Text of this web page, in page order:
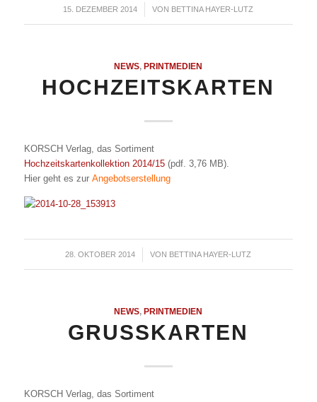
15. DEZEMBER 2014
/ VON BETTINA HAYER-LUTZ
NEWS,PRINTMEDIEN
HOCHZEITSKARTEN
KORSCH Verlag, das Sortiment
Hochzeitskartenkollektion 2014/15(pdf. 3,76 MB).
Hier geht es zur Angebotserstellung
28. OKTOBER 2014
/ VON BETTINA HAYER-LUTZ
NEWS,PRINTMEDIEN
GRUSSKARTEN
KORSCH Verlag, das Sortiment